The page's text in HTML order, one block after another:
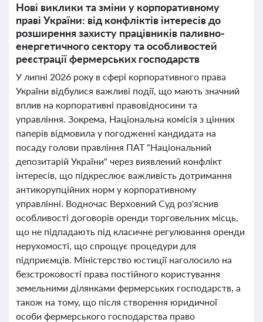
Нові виклики та зміни у корпоративному
праві України: від конфліктів інтересів до
розширення захисту працівників паливно-
енергетичного сектору та особливостей
реєстрації фермерських господарств
У липні 2026 року в сфері корпоративного права
України відбулися важливі події, що мають значний
вплив на корпоративні правовідносини та
управління. Зокрема, Національна комісія з цінних
паперів відмовила у погодженні кандидата на
посаду голови правління ПАТ "Національний
депозитарій України" через виявлений конфлікт
інтересів, що підкреслює важливість дотримання
антикорупційних норм у корпоративному
управлінні. Водночас Верховний Суд роз'яснив
особливості договорів оренди торговельних місць,
що не підпадають під класичне регулювання оренди
нерухомості, що спрощує процедури для
підприємців. Міністерство юстиції наголосило на
безстроковості права постійного користування
земельними ділянками фермерських господарств, а
також на тому, що після створення юридичної
особи фермерського господарства право